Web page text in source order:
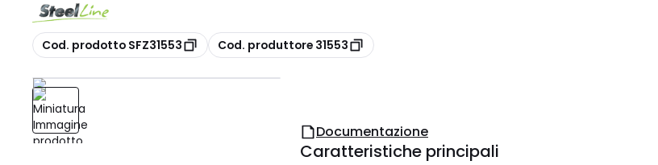
copia
Cod. prodotto SFZ31553 copia
Cod. produttore 31553
Documentazione
Caratteristiche principali